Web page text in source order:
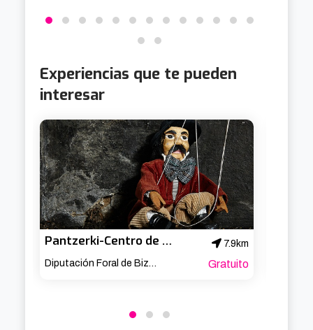
Experiencias que te pueden
interesar
Pantzerki-Centro de documentación de títeres de Bilbao
7.9km
Diputación Foral de Bizkaia
Gratuito